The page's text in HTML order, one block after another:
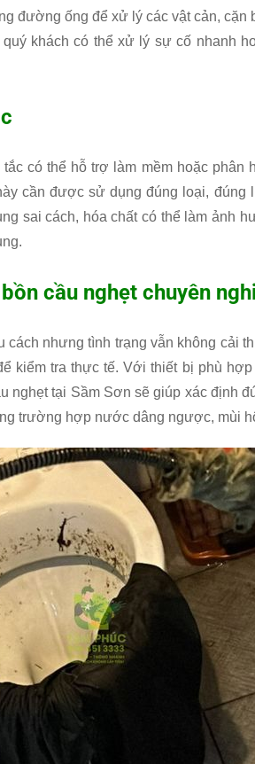
đường ống để xử lý các vật cản, cặn
khách có thể xử lý sự cố nhanh
tắc có thể hỗ trợ làm mềm hoặc
cần được sử dụng đúng loại,
sai cách, hóa chất có thể làm ảnh
cầu nghẹt chuyên
cách nhưng tình trạng vẫn không cải
kiểm tra thực tế. Với thiết bị phù
nghẹt tại Sầm Sơn sẽ giúp xác định
trường hợp nước dâng ngược, mùi